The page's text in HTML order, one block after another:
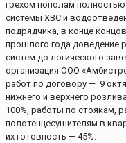
грехом пополам
системы ХВС и
подрядчика, в конце
прошлого года доведение
систем до логического
организация ООО
работ по договору — 9
нижнего и верхнего
100%, работы по стоякам,
полотенцесушителям в
их готовность — 45%.